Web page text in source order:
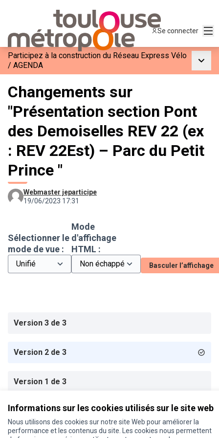
Informations sur les cookies utilisés sur le site web
Nous utilisons des cookies sur notre site Web pour améliorer la
performance et les contenus du site. Les cookies nous permettent
Se connecter
Participez à la construction du Réseau Express Vélo
/ AGENDA
Changements sur
"Présentation section Pont
des Demoiselles REV 22 (ex
: REV 22Est) – Parc du Petit
Prince "
Webmaster jeparticipe
19/06/2023 17:31
Sélectionner le
mode de vue :
Mode
d'affichage
HTML :
Basculer l’affichage
Version 3 de 3
Version 2 de 3
Version 1 de 3
Paramètres des cookies
Je participe ! sur X
Je participe ! sur Facebook
Je participe ! sur Instagram